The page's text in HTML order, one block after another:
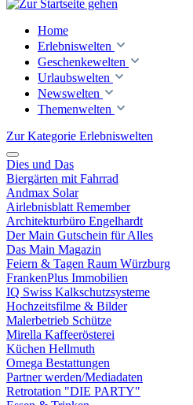
Home
Erlebniswelten
Geschenkewelten
Urlaubswelten
Newswelten
Themenwelten
Zur Kategorie Erlebniswelten
Dies und Das
Biergärten mit Fahrrad
Andmax Solar
Airlebnisblatt Remember
Architekturbüro Engelhardt
Der Main Gutschein für Alles
Das Main Magazin
Feiern & Tagen Raum Würzburg
FrankenPlus Immobilien
IQ Swiss Kalkschutzsysteme
Hochzeitsfilme & Bilder
Malerbetrieb Schütze
Mirella Kaffeerösterei
Küchen Hellmuth
Omega Bestattungen
Partner werden/Mediadaten
Retrotation "DIE PARTY"